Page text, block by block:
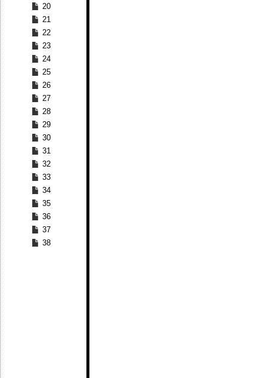
20
21
22
23
24
25
26
27
28
29
30
31
32
33
34
35
36
37
38